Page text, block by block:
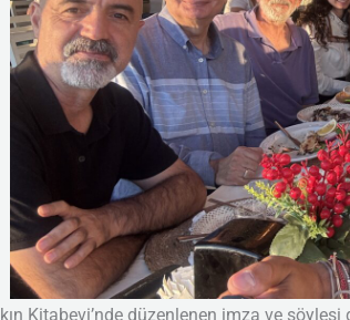
Kitabevi’nde düzenlenen imza ve